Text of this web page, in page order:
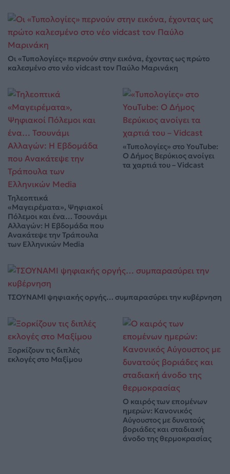
Οι «Τυπολογίες» περνούν στην εικόνα, έχοντας ως πρώτο
καλεσμένο στο νέο vidcast τον Παύλο Μαρινάκη
Τηλεοπτικά
«Μαγειρέματα», Ψηφιακοί
Πόλεμοι και ένα… Τσουνάμι
Αλλαγών: Η Εβδομάδα που
Ανακάτεψε την Τράπουλα
των Ελληνικών Media
«Τυπολογίες» στο YouTube:
Ο Δήμος Βερύκιος ανοίγει
τα χαρτιά του – Vidcast
ΤΣΟΥΝΑΜΙ ψηφιακής οργής… συμπαρασύρει την κυβέρνηση
Ξορκίζουν τις διπλές
εκλογές στο Μαξίμου
Ο καιρός των επομένων
ημερών: Κανονικός
Αύγουστος με δυνατούς
βοριάδες και σταδιακή
άνοδο της θερμοκρασίας